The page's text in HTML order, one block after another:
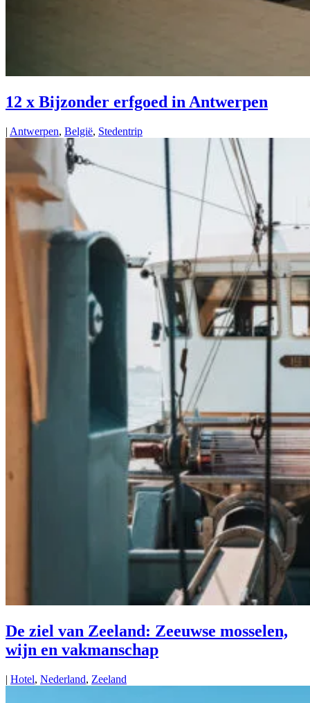
12 x Bijzonder erfgoed in Antwerpen
| Antwerpen, België, Stedentrip
De ziel van Zeeland: Zeeuwse mosselen,
wijn en vakmanschap
| Hotel, Nederland, Zeeland